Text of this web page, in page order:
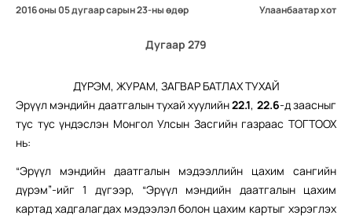
2016 оны 05 дугаар сарын 23-ны өдөр Улаанбаатар хот
Дугаар 279
ДҮРЭМ, ЖУРАМ, ЗАГВАР БАТЛАХ ТУХАЙ
Эрүүл мэндийн даатгалын тухай хуулийн22.1, 22.6-д заасныг
тус тус үндэслэн Монгол Улсын Засгийн газраас ТОГТООХ
нь:
“Эрүүл мэндийн даатгалын мэдээллийн цахим сангийн
дүрэм”-ийг 1 дүгээр, “Эрүүл мэндийн даатгалын цахим
картад хадгалагдах мэдээлэл болон цахим картыг хэрэглэх